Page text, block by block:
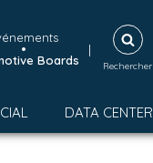
•
Boards
|
Rechercher
DATA CENTER